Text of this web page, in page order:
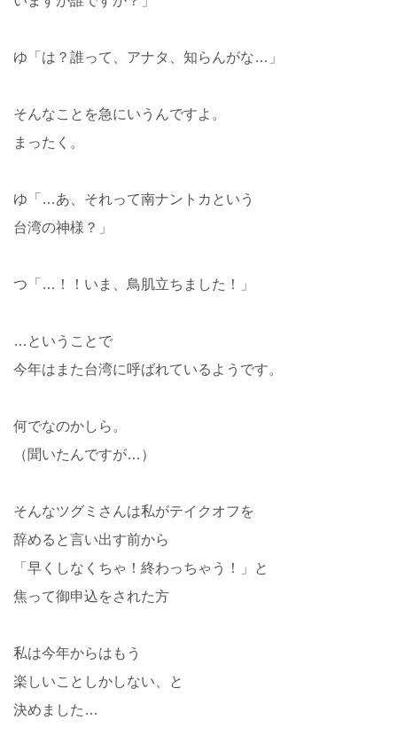
ゆ「は？誰って、アナタ、知らんがな…」
そんなことを急にいうんですよ。
まったく。
ゆ「…あ、それって南ナントカという
台湾の神様？」
つ「…！！いま、鳥肌立ちました！」
…ということで
今年はまた台湾に呼ばれているようです。
何でなのかしら。
（聞いたんですが…）
そんなツグミさんは私がテイクオフを
辞めると言い出す前から
「早くしなくちゃ！終わっちゃう！」と
焦って御申込をされた方
私は今年からはもう
楽しいことしかしない、と
決めました…